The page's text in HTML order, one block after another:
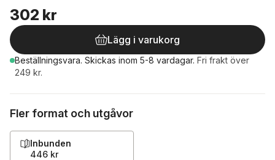
302 kr
Lägg i varukorg
Beställningsvara. Skickas inom 5-8 vardagar. Fri frakt över
249 kr.
Fler format och utgåvor
Inbunden
446 kr